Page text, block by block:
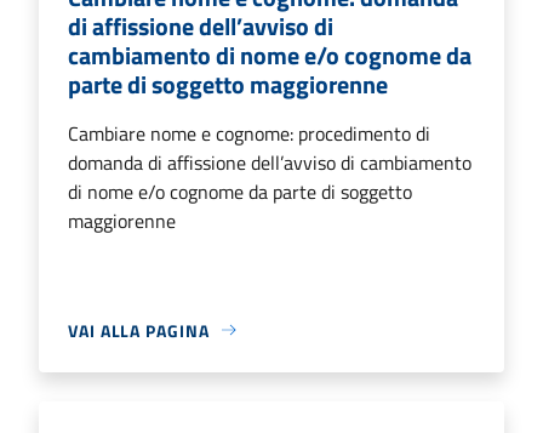
di affissione dell’avviso di
cambiamento di nome e/o cognome da
parte di soggetto maggiorenne
Cambiare nome e cognome: procedimento di
domanda di affissione dell’avviso di cambiamento
di nome e/o cognome da parte di soggetto
maggiorenne
VAI ALLA PAGINA